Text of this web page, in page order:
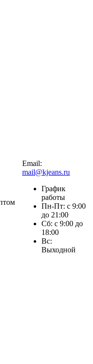
Email:
mail@kjeans.ru
График
работы
Пн-Пт: с 9:00
до 21:00
Сб: с 9:00 до
18:00
Вс:
Выходной